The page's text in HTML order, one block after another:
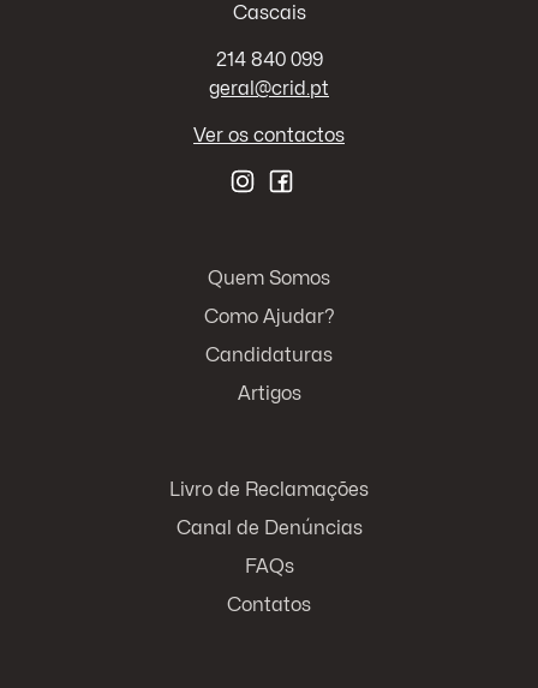
Cascais
214 840 099
geral@crid.pt
Ver os contactos
Quem Somos
Como Ajudar?
Candidaturas
Artigos
Livro de Reclamações
Canal de Denúncias
FAQs
Contatos